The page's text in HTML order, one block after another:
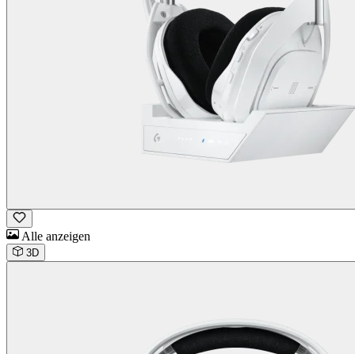
Alle anzeigen
3D